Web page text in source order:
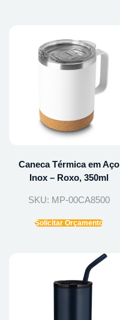
Caneca Térmica em Aço
Inox – Roxo, 350ml
SKU: MP-00CA8500
Solicitar Orçamento